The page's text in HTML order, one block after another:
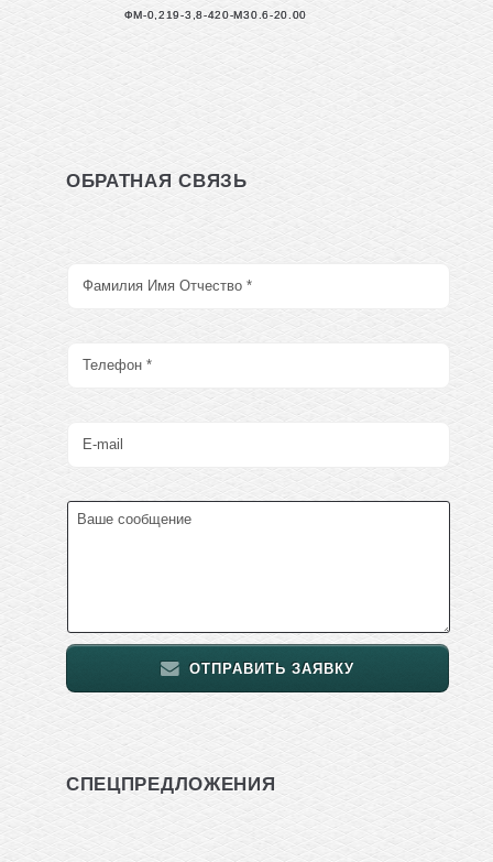
ФМ-0,219-3,8-420-М30.6-20.00
ОБРАТНАЯ СВЯЗЬ
ОТПРАВИТЬ ЗАЯВКУ
СПЕЦПРЕДЛОЖЕНИЯ